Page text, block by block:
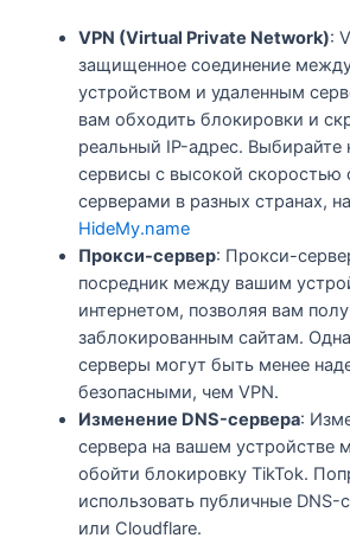
VPN (Virtual Private Network):
защищенное соединение
устройством и удаленным
вам обходить блокировки и
реальный IP-адрес. Выбирайте
сервисы с высокой скоростью
серверами в разных странах,
HideMy.name
Прокси-сервер: Прокси-
посредник между вашим
интернетом, позволяя вам
заблокированным сайтам.
серверы могут быть менее
безопасными, чем VPN.
Изменение DNS-сервера:
сервера на вашем устройстве
обойти блокировку TikTok.
использовать публичные DNS-
или Cloudflare.